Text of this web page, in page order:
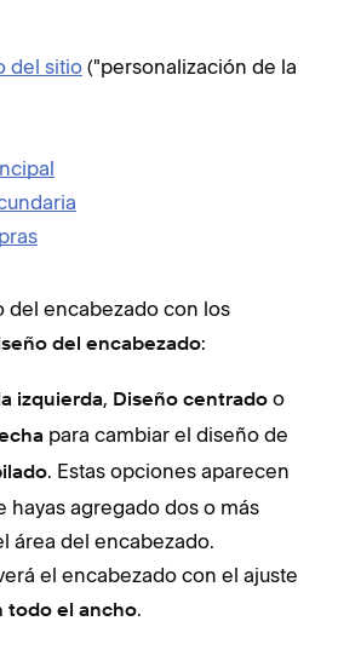
del sitio ("personalización de la
del encabezado con los
del encabezado:
izquierda, Diseño centrado o
para cambiar el diseño de
. Estas opciones aparecen
hayas agregado dos o más
área del encabezado.
el encabezado con el ajuste
todo el ancho.